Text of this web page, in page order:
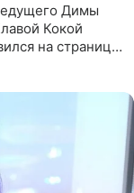
Димы
Кокой
на странице